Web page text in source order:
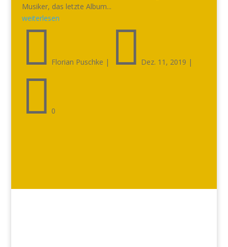
Musiker, das letzte Album...
weiterlesen
 Florian Puschke |  Dez. 11, 2019 |
 0